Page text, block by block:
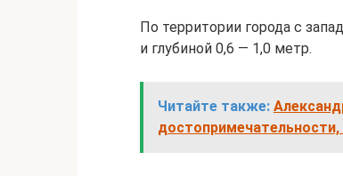
По территории города с
и глубиной 0,6 — 1,0 метр.
Читайте также:
достопримечательности,